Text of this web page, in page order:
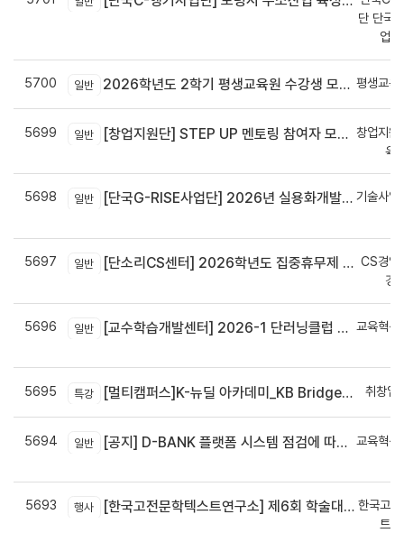
단 단국
업
5700 일반 2026학년도 2학기 평생교육원 수강생 모집안내 평생교육
5699 일반 [창업지원단] STEP UP 멘토링 참여자 모집(~7월 29일)
창업지원
육
5698 일반 [단국G-RISE사업단] 2026년 실용화개발 지원(Grant) 과제 공고_~8/14(금)까지
기술사업
5697 일반 [단소리CS센터] 2026학년도 집중휴무제 안내 (EMS 및 이메일 발송 접수기한 : 7/24(금) 오후 12시까지)
CS경영
경
5696 일반 [교수학습개발센터] 2026-1 단러닝클럽 Best Practice 공모전 결과 안내
교육혁신
5695 특강 [멀티캠퍼스]K-뉴딜 아카데미_KB Bridge 과정 취창업
5694 일반 [공지] D-BANK 플랫폼 시스템 점검에 따른 서비스 일시 중단 안내
교육혁신
5693 행사 [한국고전문학텍스트연구소] 제6회 학술대회 안내
한국고
트